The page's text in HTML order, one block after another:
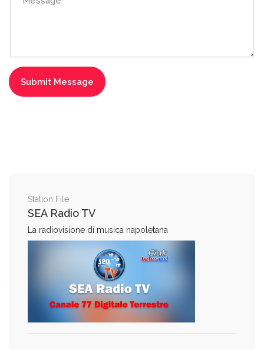
Station File
SEA Radio TV
La radiovisione di musica napoletana